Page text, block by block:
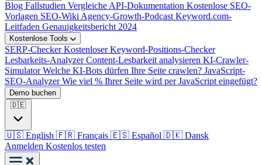
Blog Fallstudien Vergleiche API-Dokumentation Kostenlose SEO-
Vorlagen SEO-Wiki Agency-Growth-Podcast Keyword.com-
Leitfaden Genauigkeitsbericht 2024
Kostenlose Tools
SERP-CheckerKostenloser Keyword-Positions-Checker
Lesbarkeits-AnalyzerContent-Lesbarkeit analysieren KI-Crawler-
SimulatorWelche KI-Bots dürfen Ihre Seite crawlen? JavaScript-
SEO-AnalyzerWie viel % Ihrer Seite wird per JavaScript eingefügt?
Demo buchen
🇩🇪
🇺🇸 English 🇫🇷 Français 🇪🇸 Español 🇩🇰 Dansk
Anmelden Kostenlos testen